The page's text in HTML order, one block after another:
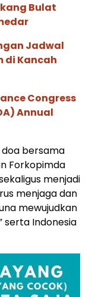
Bulat
Jadwal
di Kancah
Congress
Annual
bersama
Forkopimda
menjadi
menjaga dan
mewujudkan
serta Indonesia